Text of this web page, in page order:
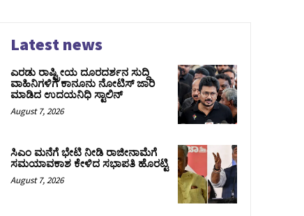
Latest news
ಎರಡು ರಾಷ್ಟ್ರೀಯ ದೂರದರ್ಶನ ಸುದ್ದಿ
ವಾಹಿನಿಗಳಿಗೆ ಕಾನೂನು ನೋಟಿಸ್ ಜಾರಿ
ಮಾಡಿದ ಉದಯನಿಧಿ ಸ್ಟಾಲಿನ್
August 7, 2026
ಸಿಎಂ ಮನೆಗೆ ಭೇಟಿ ನೀಡಿ ರಾಜೀನಾಮೆಗೆ
ಸಮಯಾವಕಾಶ ಕೇಳಿದ ಸಭಾಪತಿ ಹೊರಟ್ಟಿ
August 7, 2026